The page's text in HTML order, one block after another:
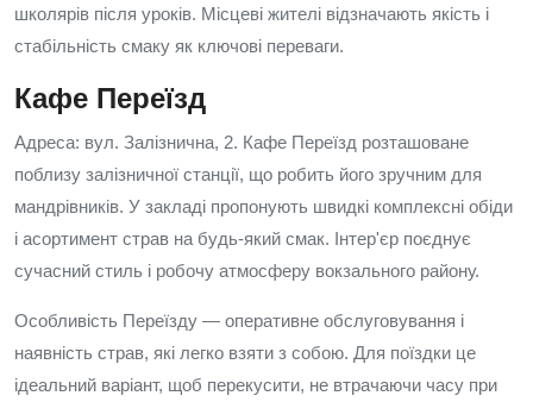
школярів після уроків. Місцеві жителі відзначають якість і
стабільність смаку як ключові переваги.
Кафе Переїзд
Адреса: вул. Залізнична, 2. Кафе Переїзд розташоване
поблизу залізничної станції, що робить його зручним для
мандрівників. У закладі пропонують швидкі комплексні обіди
і асортимент страв на будь-який смак. Інтер'єр поєднує
сучасний стиль і робочу атмосферу вокзального району.
Особливість Переїзду — оперативне обслуговування і
наявність страв, які легко взяти з собою. Для поїздки це
ідеальний варіант, щоб перекусити, не втрачаючи часу при